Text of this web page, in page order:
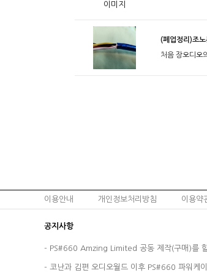
이미지
(폐업정리)조
처음 장오디오
이용안내 개인정보처리방침 이용약
공지사항
- PS#660 Amzing Limited 공동 제작(구매)를
- 코난과 김편 오디오월드 이후 PS#660 파워케